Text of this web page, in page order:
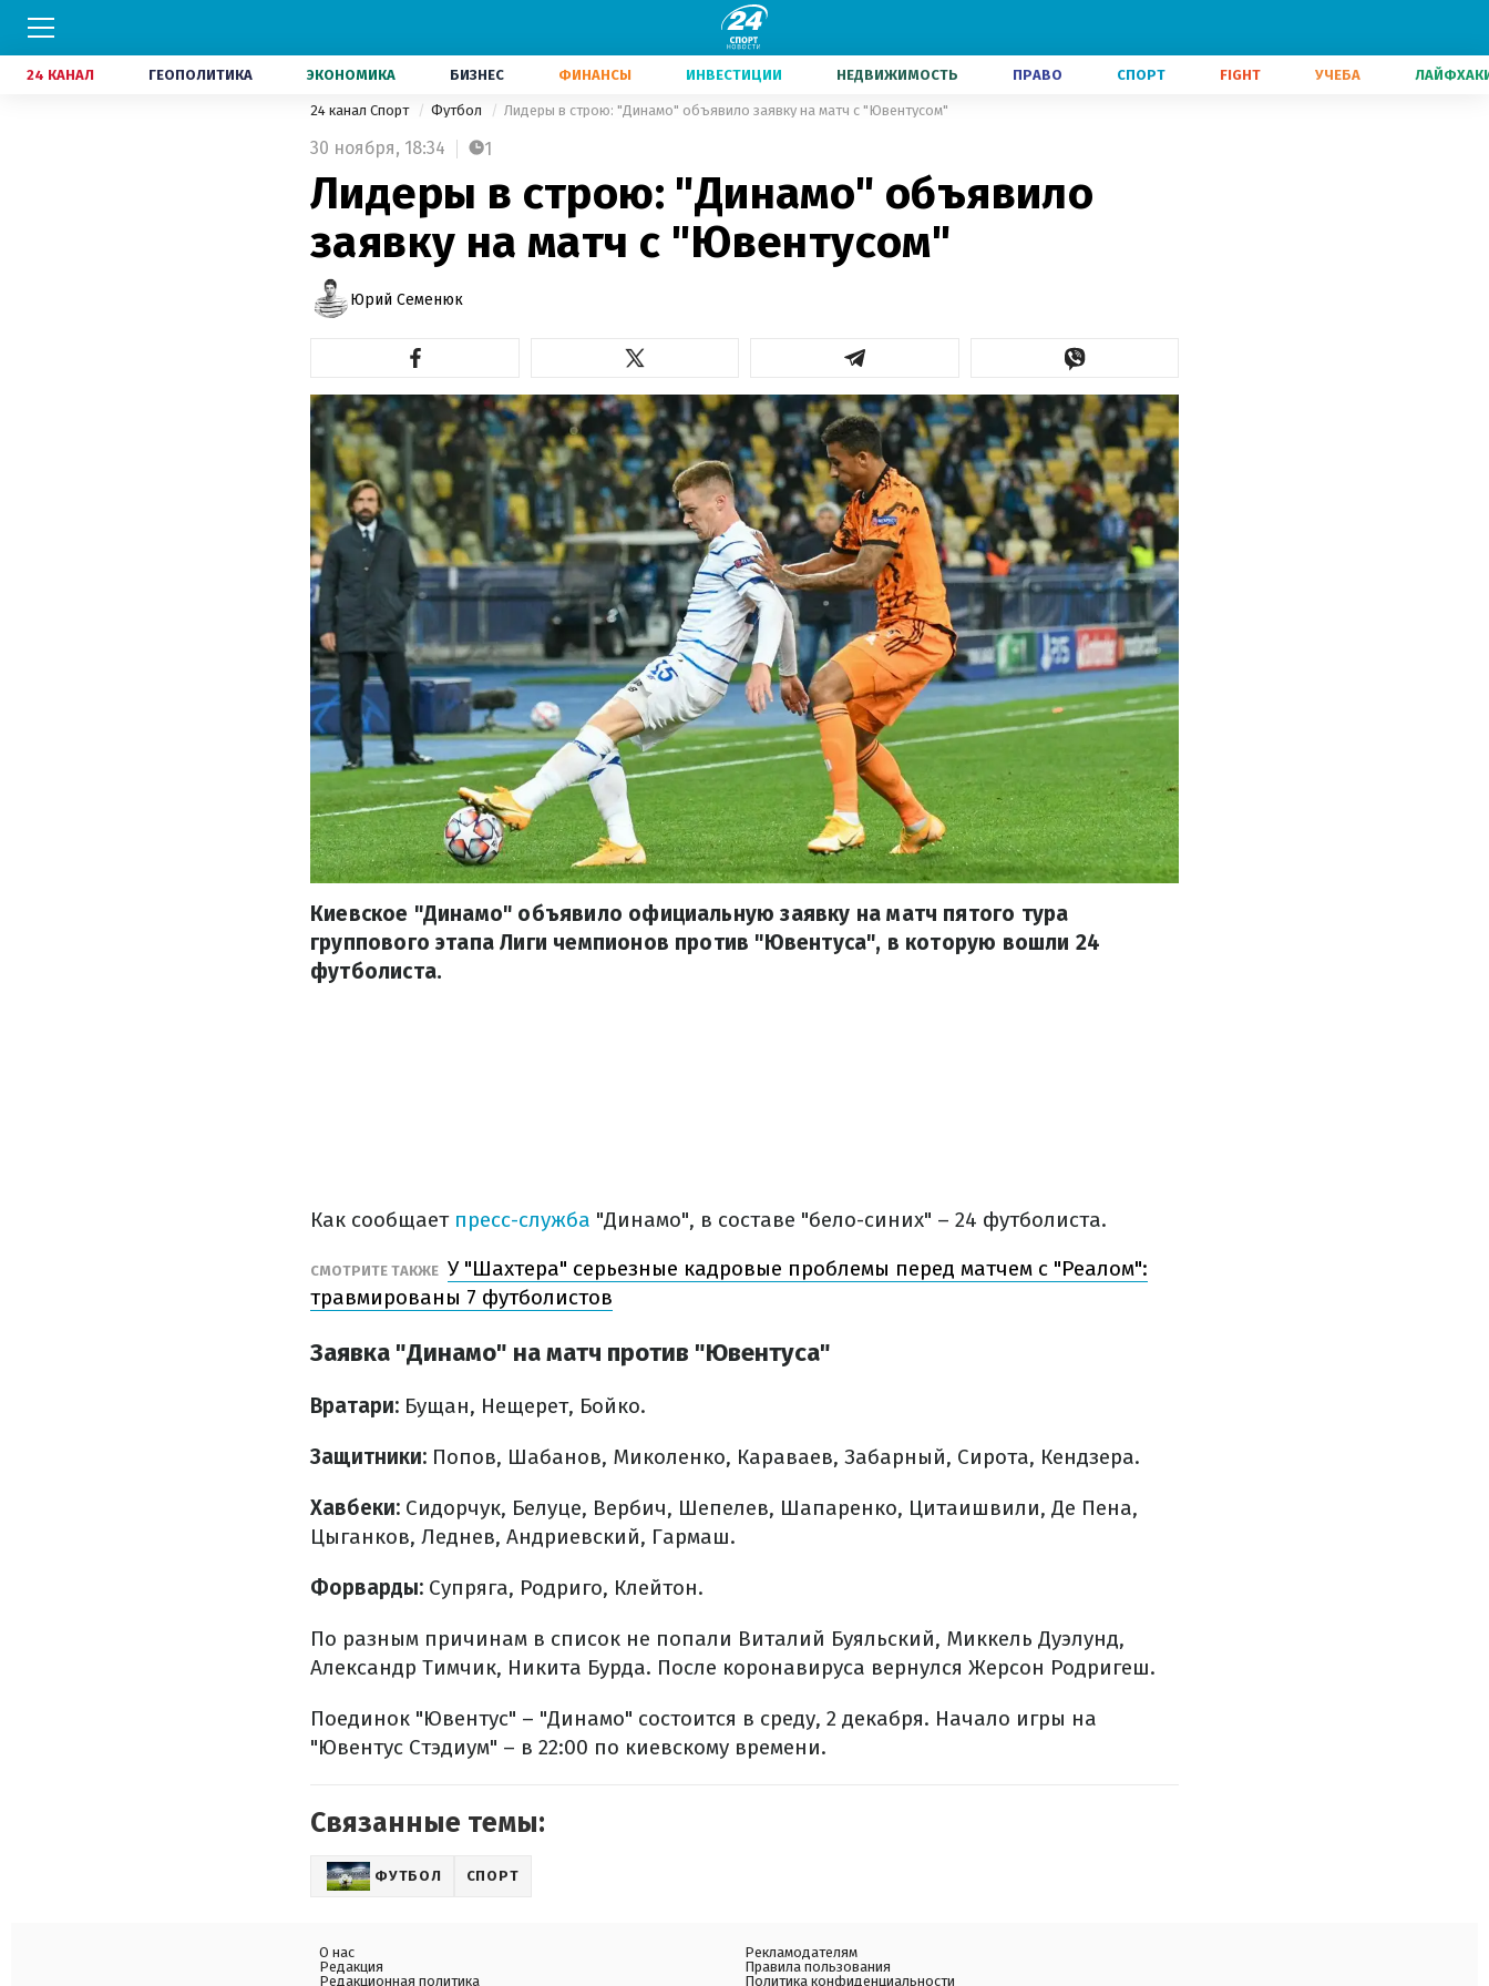
24 КАНАЛ ГЕОПОЛИТИКА ЭКОНОМИКА БИЗНЕС ФИНАНСЫ ИНВЕСТИЦИИ НЕДВИЖИМОСТЬ ПРАВО СПОРТ FIGHT УЧЕБА
24 канал Спорт Футбол Лидеры в строю: "Динамо" объявило заявку на матч с "Ювентусом"
30 ноября, 18:34 1
Лидеры в строю: "Динамо" объявило
заявку на матч с "Ювентусом"
Юрий Семенюк
Киевское "Динамо" объявило официальную заявку на матч пятого тура
группового этапа Лиги чемпионов против "Ювентуса", в которую вошли 24
футболиста.
Как сообщаетпресс-служба "Динамо", в составе "бело-синих" – 24 футболиста.
СМОТРИТЕ ТАКЖЕ У "Шахтера" серьезные кадровые проблемы перед матчем с "Реалом":
травмированы 7 футболистов
Заявка "Динамо" на матч против "Ювентуса"
Вратари: Бущан, Нещерет, Бойко.
Защитники: Попов, Шабанов, Миколенко, Караваев, Забарный, Сирота, Кендзера.
Хавбеки: Сидорчук, Белуце, Вербич, Шепелев, Шапаренко, Цитаишвили, Де Пена,
Цыганков, Леднев, Андриевский, Гармаш.
Форварды: Супряга, Родриго, Клейтон.
По разным причинам в список не попали Виталий Буяльский, Миккель Дуэлунд,
Александр Тимчик, Никита Бурда. После коронавируса вернулся Жерсон Родригеш.
Поединок "Ювентус" – "Динамо" состоится в среду, 2 декабря. Начало игры на
"Ювентус Стэдиум" – в 22:00 по киевскому времени.
Связанные темы:
ФУТБОЛ СПОРТ
О нас
Редакция
Редакционная политика
Рекламодателям
Правила пользования
Политика конфиденциальности